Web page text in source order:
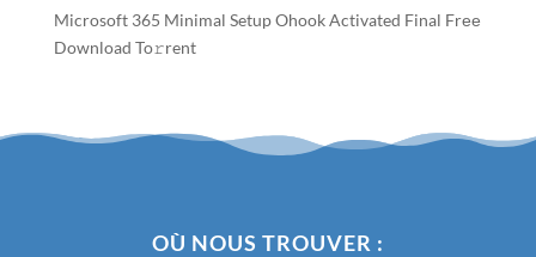
Microsoft 365 Minimal Setup Ohook Activated Final Frее
Download To𝚛rent
OÙ NOUS TROUVER :